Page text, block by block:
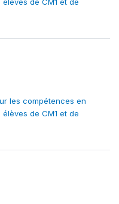
les compétences en
de CM1 et de